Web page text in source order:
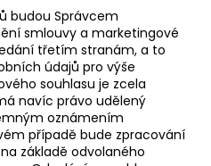
budou Správcem
smlouvy a marketingové
třetím stranám, a to
údajů pro výše
souhlasu je zcela
navíc právo udělený
oznámením
případě bude zpracování
základě odvolaného